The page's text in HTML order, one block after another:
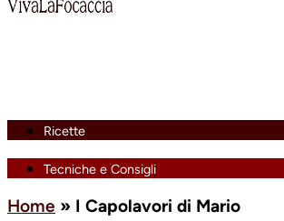
Ricette
Tecniche e Consigli
Home » I Capolavori di Mario